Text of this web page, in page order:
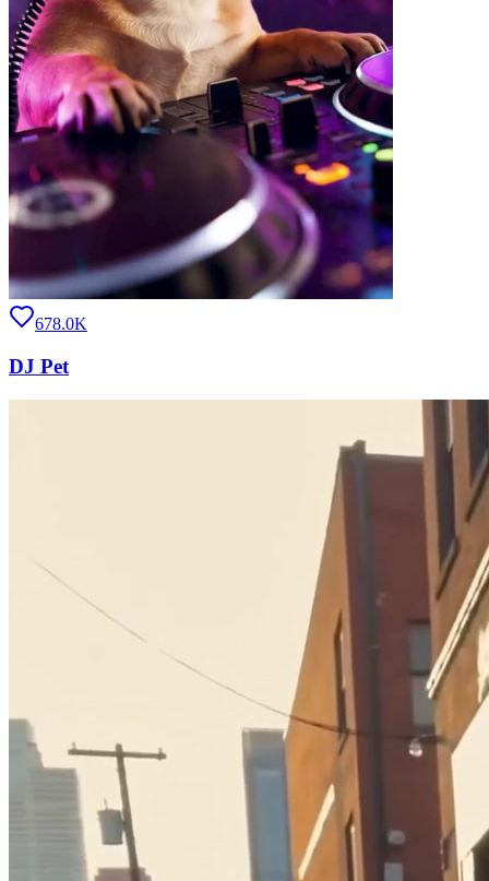
678.0K
DJ Pet